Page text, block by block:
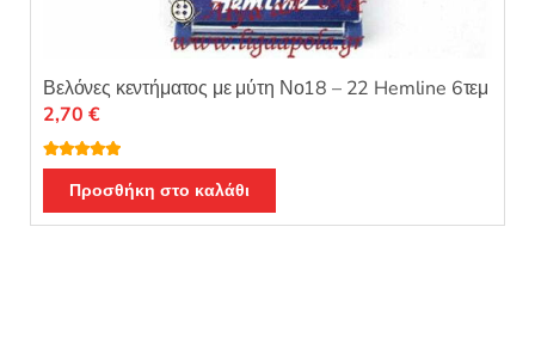
Βελόνες κεντήματος με μύτη Νο18 – 22 Hemline 6τεμ
Βαθμολογή
θηκε με 5.00
από 5
2,70 €
Προσθήκη στο καλάθι